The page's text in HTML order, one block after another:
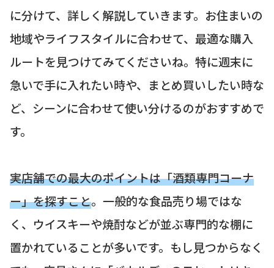
に分けて、詳しく解説していきます。お住まいの
地域やライフスタイルに合わせて、最適な購入
ルートを見つけてみてくださいね。特に週末に
急いで手に入れたい時や、まとめ買いしたい時な
ど、シーンに合わせて使い分けるのがおすすめで
す。
実店舗での最大のポイントは「酒類専門コーナ
ー」を探すこと。一般的な食品売り場ではな
く、ウイスキーや焼酎などが並ぶ専門的な棚に
置かれていることが多いです。もし見つからなく